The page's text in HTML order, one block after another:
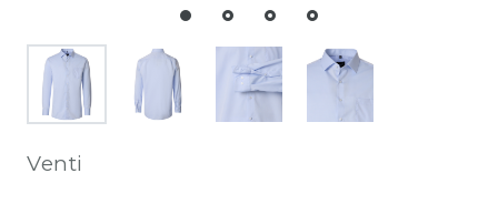
Venti